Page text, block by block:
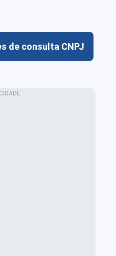
de consulta CNPJ